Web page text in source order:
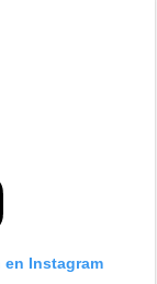
en Instagram